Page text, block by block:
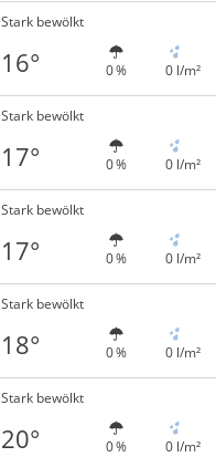
Stark bewölkt
16° 0 % 0 l/m²
Stark bewölkt
17° 0 % 0 l/m²
Stark bewölkt
17° 0 % 0 l/m²
Stark bewölkt
18° 0 % 0 l/m²
Stark bewölkt
20° 0 % 0 l/m²